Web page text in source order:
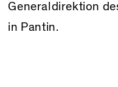
Generaldirektion
in Pantin.